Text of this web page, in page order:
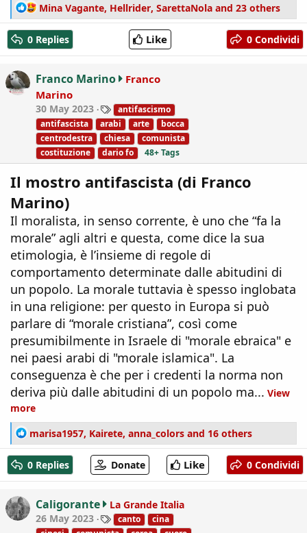
R
e
a
c
t
i
o
n
s
:
Mina Vagante, Hellrider, SarettaNola and 23 others
0 Replies Like 0 Condividi
Franco Marino
Franco
Marino
30 May 2023
T
a
g
s
antifascismo
antifascista
arabi arte
bocca
centrodestra
chiesa
comunista
costituzione
dario fo 48+ Tags
Il mostro antifascista (di Franco
Marino)
Il moralista, in senso corrente, è uno che “fa la
morale” agli altri e questa, come dice la sua
etimologia, è l’insieme di regole di
comportamento determinate dalle abitudini di
un popolo. La morale tuttavia è spesso inglobata
in una religione: per questo in Europa si può
parlare di “morale cristiana”, così come
presumibilmente in Israele di "morale ebraica" e
nei paesi arabi di "morale islamica". La
conseguenza è che per i credenti la norma non
deriva più dalle abitudini di un popolo ma... View
more
R
e
a
c
t
o
marisa1957, Kairete, anna_colors and 16 others
0 Replies Donate Like 0 Condividi
Caligorante
La Grande Italia
26 May 2023
T
a
canto
cina